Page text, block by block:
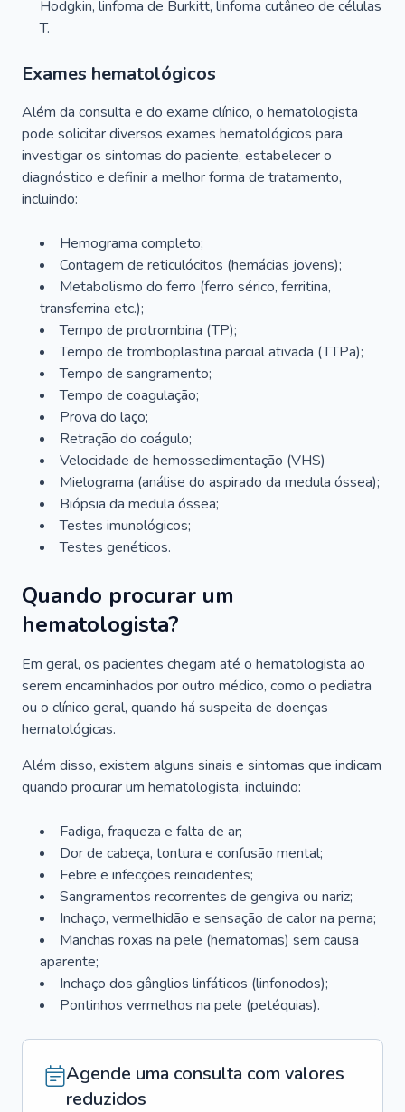
Hodgkin, linfoma de Burkitt, linfoma cutâneo de células
T.
Exames hematológicos
Além da consulta e do exame clínico, o hematologista
pode solicitar diversos exames hematológicos para
investigar os sintomas do paciente, estabelecer o
diagnóstico e definir a melhor forma de tratamento,
incluindo:
Hemograma completo;
Contagem de reticulócitos (hemácias jovens);
Metabolismo do ferro (ferro sérico, ferritina,
transferrina etc.);
Tempo de protrombina (TP);
Tempo de tromboplastina parcial ativada (TTPa);
Tempo de sangramento;
Tempo de coagulação;
Prova do laço;
Retração do coágulo;
Velocidade de hemossedimentação (VHS)
Mielograma (análise do aspirado da medula óssea);
Biópsia da medula óssea;
Testes imunológicos;
Testes genéticos.
Quando procurar um
hematologista?
Em geral, os pacientes chegam até o hematologista ao
serem encaminhados por outro médico, como o pediatra
ou o clínico geral, quando há suspeita de doenças
hematológicas.
Além disso, existem alguns sinais e sintomas que indicam
quando procurar um hematologista, incluindo:
Fadiga, fraqueza e falta de ar;
Dor de cabeça, tontura e confusão mental;
Febre e infecções reincidentes;
Sangramentos recorrentes de gengiva ou nariz;
Inchaço, vermelhidão e sensação de calor na perna;
Manchas roxas na pele (hematomas) sem causa
aparente;
Inchaço dos gânglios linfáticos (linfonodos);
Pontinhos vermelhos na pele (petéquias).
Agende uma consulta com valores
reduzidos